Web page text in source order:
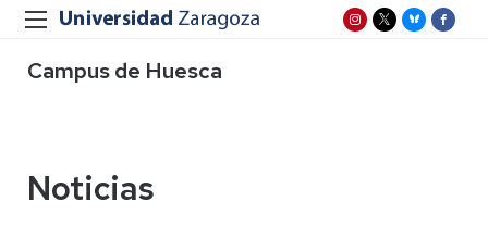
Campus de Huesca
Noticias